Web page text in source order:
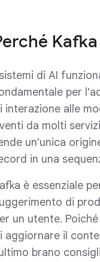
di AI
per
interazione alle
da molti
un'unica
in una
è essenziale
di
un utente.
aggiornare il
brano